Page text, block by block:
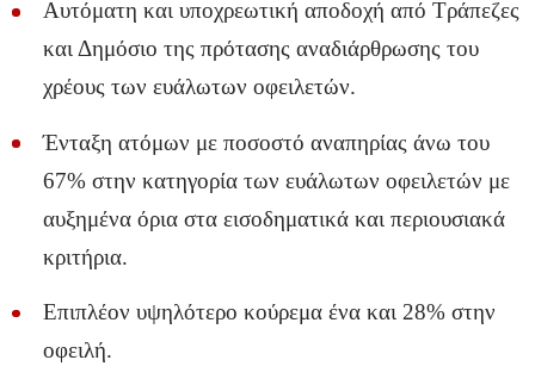
Αυτόματη και υποχρεωτική αποδοχή από Τράπεζες
και Δημόσιο της πρότασης αναδιάρθρωσης του
χρέους των ευάλωτων οφειλετών.
Ένταξη ατόμων με ποσοστό αναπηρίας άνω του
67% στην κατηγορία των ευάλωτων οφειλετών με
αυξημένα όρια στα εισοδηματικά και περιουσιακά
κριτήρια.
Επιπλέον υψηλότερο κούρεμα ένα και 28% στην
οφειλή.